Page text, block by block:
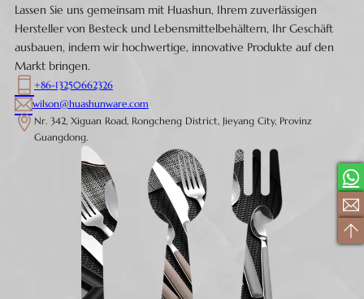
Lassen Sie uns gemeinsam mit Huashun, Ihrem zuverlässigen
Hersteller von Besteck und Lebensmittelbehältern, Ihr Geschäft
ausbauen, indem wir hochwertige, innovative Produkte auf den
Markt bringen.
+86-13250662326
wilson@huashunware.com
Nr. 342, Xiguan Road, Rongcheng District, Jieyang City, Provinz
Guangdong.